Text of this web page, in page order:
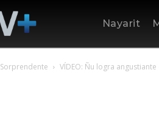
Nayarit
Sorprendente VÍDEO: Ñu logra